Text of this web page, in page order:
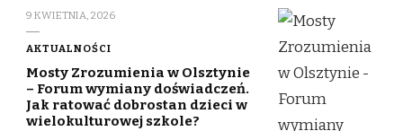
9 KWIETNIA, 2026
AKTUALNOŚCI
Mosty Zrozumienia w Olsztynie
– Forum wymiany doświadczeń.
Jak ratować dobrostan dzieci w
wielokulturowej szkole?